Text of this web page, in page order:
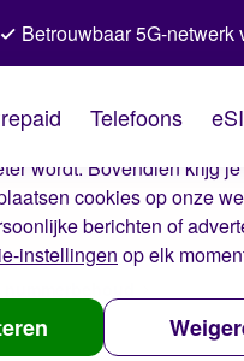
van Simyo
op onze website.
wordt. Bovendien krijg
cookies op onze
berichten of
instellingen op elk
Betrouwbaar 5G-netwerk
Telefoons